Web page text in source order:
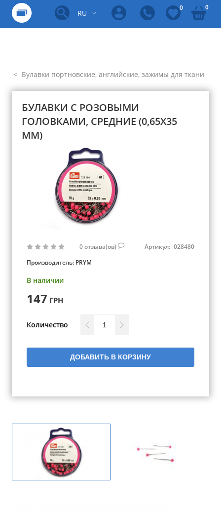
RU
0 0
Булавки портновские, английские, зажимы для ткани
БУЛАВКИ С РОЗОВЫМИ
ГОЛОВКАМИ, СРЕДНИЕ (0,65Х35
ММ)
0отзыва(ов) Артикул: 028480
Производитель: PRYM
В наличии
147 ГРН
Количество
ДОБАВИТЬ В КОРЗИНУ